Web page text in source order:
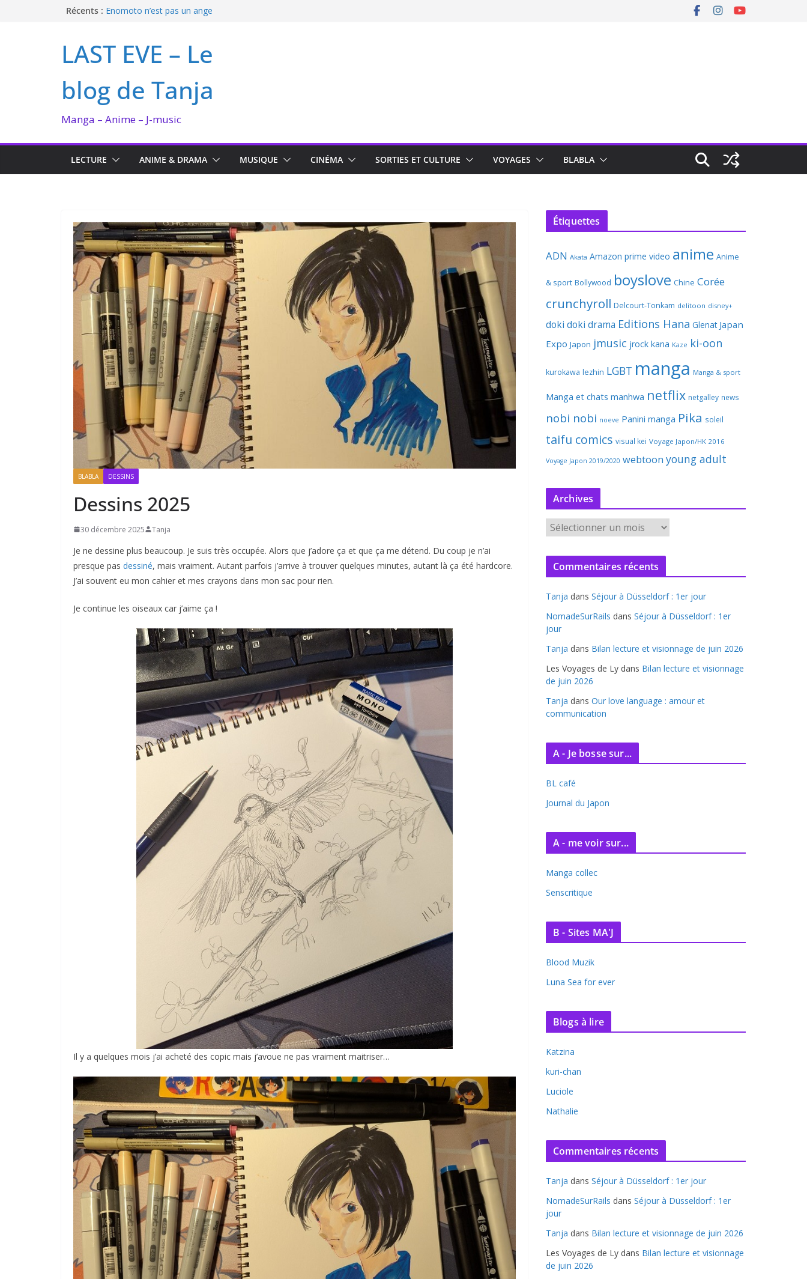
Récents : Enomoto n’est pas un ange
Ma collection BANANA FISH
I’m not in love de Zeniko Sumiya
LAST EVE – Le
blog de Tanja
Manga – Anime – J-music
LECTURE ANIME & DRAMA MUSIQUE CINÉMA SORTIES ET CULTURE VOYAGES BLABLA
BLABLA DESSINS
Dessins 2025
30 décembre 2025 Tanja
Je ne dessine plus beaucoup. Je suis très occupée. Alors que j’adore ça et que ça me détend. Du coup je n’ai
presque pas dessiné, mais vraiment. Autant parfois j’arrive à trouver quelques minutes, autant là ça été hardcore.
J’ai souvent eu mon cahier et mes crayons dans mon sac pour rien.
Je continue les oiseaux car j’aime ça !
Il y a quelques mois j’ai acheté des copic mais j’avoue ne pas vraiment maitriser…
Étiquettes
ADN Akata Amazon prime video anime Anime
& sport Bollywood boyslove Chine Corée
crunchyroll Delcourt-Tonkam delitoon disney+
doki doki drama Editions Hana Glenat Japan
Expo Japon jmusic jrock kana Kaze ki-oon
kurokawa lezhin LGBT manga Manga & sport
Manga et chats manhwa netflix netgalley news
nobi nobi noeve Panini manga Pika soleil
taifu comics visual kei Voyage Japon/HK 2016
Voyage Japon 2019/2020 webtoon young adult
Archives
r
c
v
e
s
Commentaires récents
Tanja dans Séjour à Düsseldorf : 1er jour
NomadeSurRails dans Séjour à Düsseldorf : 1er
jour
Tanja dans Bilan lecture et visionnage de juin 2026
Les Voyages de Ly dans Bilan lecture et visionnage
de juin 2026
Tanja dans Our love language : amour et
communication
A - Je bosse sur...
BL café
Journal du Japon
A - me voir sur...
Manga collec
Senscritique
B - Sites MA'J
Blood Muzik
Luna Sea for ever
Blogs à lire
Katzina
kuri-chan
Luciole
Nathalie
Commentaires récents
Tanja dans Séjour à Düsseldorf : 1er jour
NomadeSurRails dans Séjour à Düsseldorf : 1er
jour
Tanja dans Bilan lecture et visionnage de juin 2026
Les Voyages de Ly dans Bilan lecture et visionnage
de juin 2026